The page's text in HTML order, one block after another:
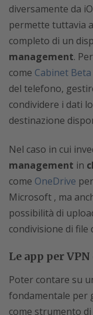
diversamente da
permette tuttavia
completo di un
management.
come Cabinet Beta
del telefono,
condividere i dati
destinazione
Nel caso in cui
management in
come OneDrive
Microsoft , ma
possibilità di
condivisione di file
Le app per
Poter contare su
fondamentale per
come strumento